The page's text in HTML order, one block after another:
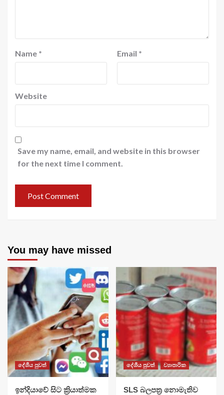
Name * Email *
Website
Save my name, email, and website in this browser
for the next time I comment.
You may have missed
දේශීය පුවත්
​ඉන්දියාවේ සිට ක්‍රියාත්මක
දේශීය පුවත් ව්‍යාපාරික
SLS බලපත්‍ර නොමැතිව